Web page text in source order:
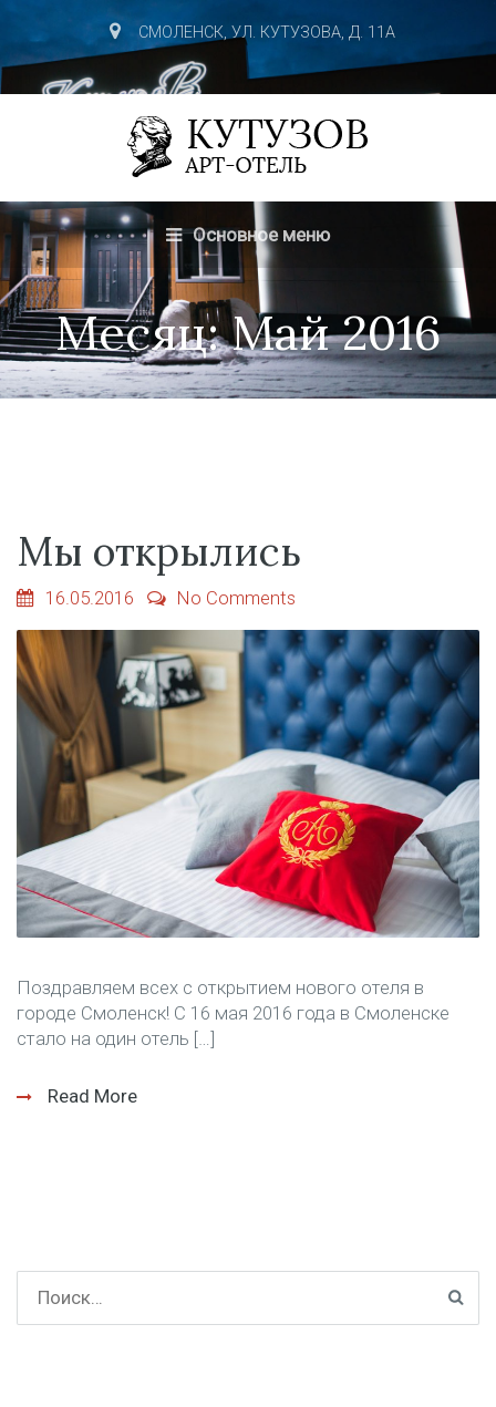
СМОЛЕНСК, УЛ. КУТУЗОВА, Д. 11А
Основное меню
Месяц:Май 2016
Мы открылись
16.05.2016 No Comments
Поздравляем всех с открытием нового отеля в
городе Смоленск! С 16 мая 2016 года в Смоленске
стало на один отель […]
Read More